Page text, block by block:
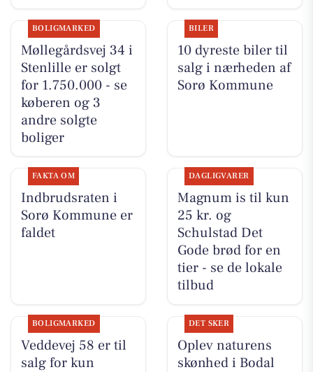
BOLIGMARKED
Møllegårdsvej 34 i
Stenlille er solgt
for 1.750.000 - se
køberen og 3
andre solgte
boliger
BILER
10 dyreste biler til
salg i nærheden af
Sorø Kommune
FAKTA OM
Indbrudsraten i
Sorø Kommune er
faldet
DAGLIGVARER
Magnum is til kun
25 kr. og
Schulstad Det
Gode brød for en
tier - se de lokale
tilbud
BOLIGMARKED
Veddevej 58 er til
salg for kun
DET SKER
Oplev naturens
skønhed i Bodal